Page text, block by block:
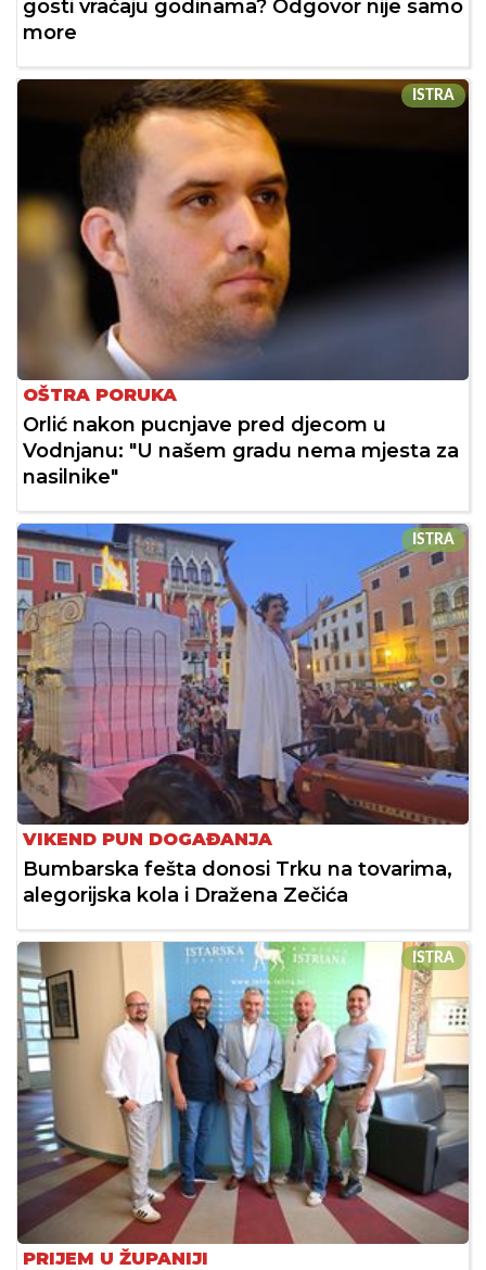
gosti vraćaju godinama? Odgovor nije samo
more
ISTRA
OŠTRA PORUKA
Orlić nakon pucnjave pred djecom u
Vodnjanu: "U našem gradu nema mjesta za
nasilnike"
ISTRA
VIKEND PUN DOGAĐANJA
Bumbarska fešta donosi Trku na tovarima,
alegorijska kola i Dražena Zečića
ISTRA
PRIJEM U ŽUPANIJI